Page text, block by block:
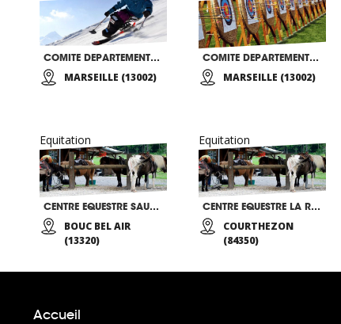
COMITE DEPARTEMENTAL HANDISPORT DES BDR 13
MARSEILLE (13002)
COMITE DEPARTEMENTAL HANDISPORT DES BDR 13
MARSEILLE (13002)
Equitation
CENTRE EQUESTRE SAUVECANNE
BOUC BEL AIR
(13320)
Equitation
CENTRE EQUESTRE LA REBOUSSE
COURTHEZON
(84350)
Accueil